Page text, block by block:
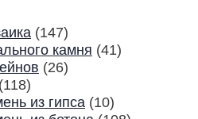
(147)
камня (41)
(26)
(118)
из гипса (10)